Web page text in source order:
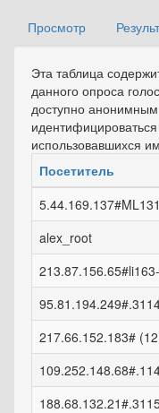
Главные
Просмотр
Эта таблица
данного опроса
доступно
использовавшихся
Посетитель
alex_root
217.66.152.183#